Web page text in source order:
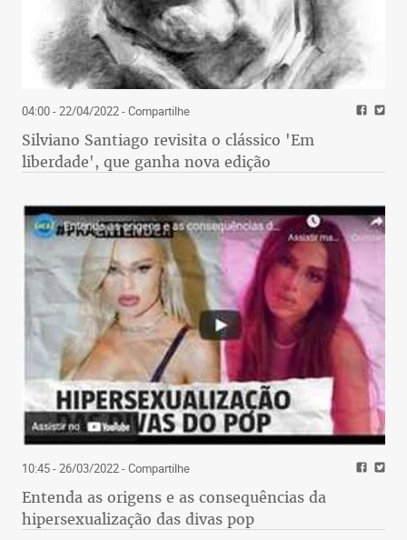
04:00 - 22/04/2022- Compartilhe
Silviano Santiago revisita o clássico 'Em
liberdade', que ganha nova edição
10:45 - 26/03/2022- Compartilhe
Entenda as origens e as consequências da
hipersexualização das divas pop